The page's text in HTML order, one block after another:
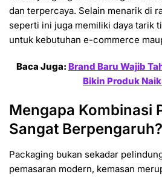
dan terpercaya. Selain menarik di
seperti ini juga memiliki daya tarik
untuk kebutuhan e-commerce
Baca Juga: Brand Baru Wajib
Bikin Produk
Mengapa Kombinasi
Sangat Berpengaruh?
Packaging bukan sekadar
pemasaran modern, kemasan